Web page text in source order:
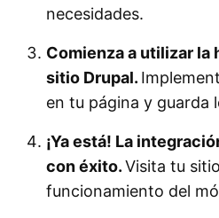
necesidades.
Comienza a utilizar la
sitio Drupal.
en tu página y guarda
¡Ya está! La
con éxito.Visita tu
funcionamiento del